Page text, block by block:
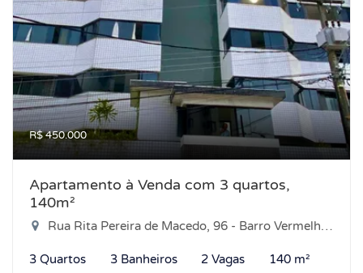
R$ 450.000
Apartamento à Venda com 3 quartos,
140m²
Rua Rita Pereira de Macedo, 96 - Barro Vermelho, Natal-RN
3 Quartos 3 Banheiros 2 Vagas 140 m²